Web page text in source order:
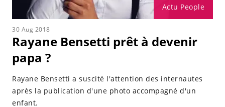
Actu People
30 Aug 2018
Rayane Bensetti prêt à devenir
papa ?
Rayane Bensetti a suscité l'attention des internautes
après la publication d'une photo accompagné d'un
enfant.